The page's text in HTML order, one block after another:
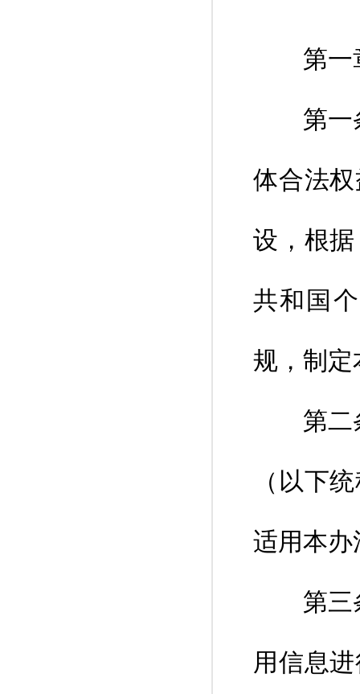
第一
第一条
体合法
设，根
共和国
规，制定
第二条
（以下
适用本办
第三条
用信息